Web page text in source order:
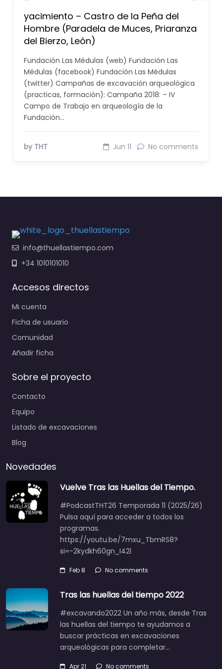
yacimiento – Castro de la Peña del
Hombre (Paradela de Muces, Priaranza
del Bierzo, León)
Fundación Las Médulas (web) Fundación Las
Médulas (facebook) Fundación Las Médulas
(twitter) Campañas de excavación arqueológica
(practicas, formación): Campaña 2018: – IV
Campo de Trabajo en arqueología de la
Fundación…
by THT Jun 11 No comments
info@thuellastiempo.com
+34 1010101010
Accesos directos
Mi cuenta
Ficha de usuario
Comunidad
Añadir ficha
Sobre el proyecto
Contacto
Equipo
Listado de excavaciones
Blog
Novedades
Vuelve Tras las Huellas del Tiempo.
#PodcastTHT26 Temporada 11 (2025/26)
Pulsa aquí para acceder a todos los
programas.
https://youtu.be/7mxu_TbmRS8?
si=-2kydkh60gn_I42l
Feb 8 No comments
Tras las huellas del tiempo 2022
#excavando2022 Un año más, desde Tras
las huellas del tiempo te ayudamos a
buscar prácticas en excavaciones
arqueológicas para completar…
Apr 21 No comments